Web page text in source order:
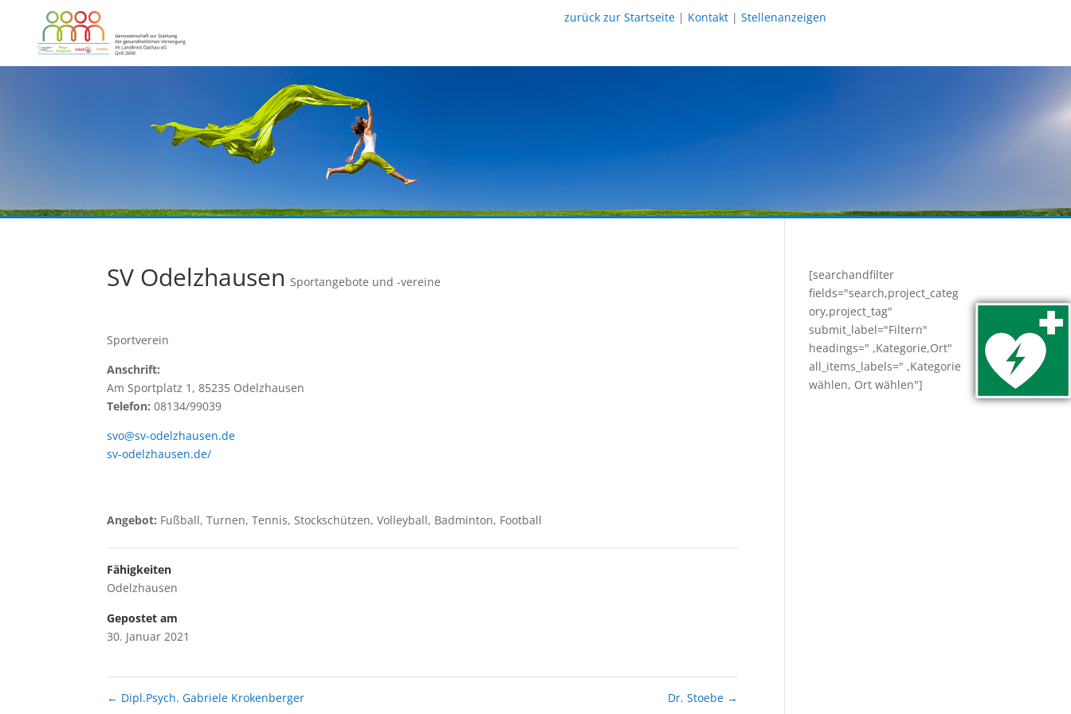
zurück zur Startseite | Kontakt |Stellenanzeigen
SV Odelzhausen Sportangebote und -vereine
Sportverein
Anschrift:
Am Sportplatz 1, 85235 Odelzhausen
Telefon: 08134/99039
svo@sv-odelzhausen.de
sv-odelzhausen.de/
Angebot: Fußball, Turnen, Tennis, Stockschützen, Volleyball, Badminton, Football
Fähigkeiten
Odelzhausen
Gepostet am
30. Januar 2021
← Dipl.Psych. Gabriele Krokenberger Dr. Stoebe →
[searchandfilter
fields="search,project_categ
ory,project_tag"
submit_label="Filtern"
headings=" ,Kategorie,Ort"
all_items_labels=" ,Kategorie
wählen, Ort wählen"]